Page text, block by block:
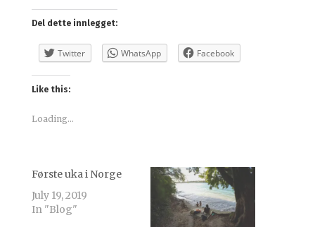
Del dette innlegget:
Twitter WhatsApp Facebook
Like this:
Loading...
Første uka i Norge
July 19, 2019
In "Blog"